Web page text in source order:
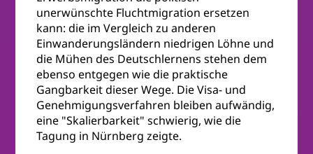
unerwünschte Fluchtmigration ersetzen
kann: die im Vergleich zu anderen
Einwanderungsländern niedrigen Löhne und
die Mühen des Deutschlernens stehen dem
ebenso entgegen wie die praktische
Gangbarkeit dieser Wege. Die Visa- und
Genehmigungsverfahren bleiben aufwändig,
eine "Skalierbarkeit" schwierig, wie die
Tagung in Nürnberg zeigte.